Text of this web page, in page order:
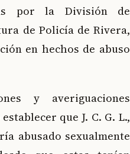
por la División de
de Policía de Rivera,
en hechos de abuso
y averiguaciones
que J. C. G. L.,
abusado sexualmente